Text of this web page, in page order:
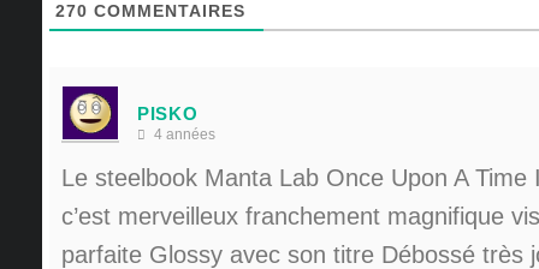
270 COMMENTAIRES
PISKO
4 années
Le steelbook Manta Lab Once Upon A Time
c’est merveilleux franchement magnifique
parfaite Glossy avec son titre Débossé très